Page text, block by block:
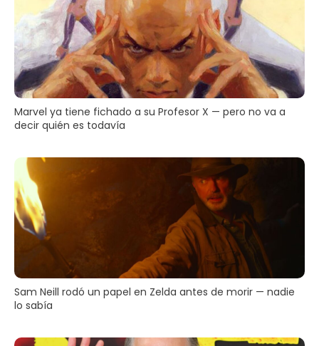
Marvel ya tiene fichado a su Profesor X — pero no va a
decir quién es todavía
Sam Neill rodó un papel en Zelda antes de morir — nadie
lo sabía